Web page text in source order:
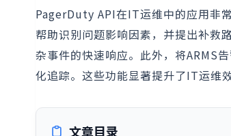
PagerDuty API在IT运维中的应用非
帮助识别问题影响因素，并提出补
杂事件的快速响应。此外，将ARMS
化追踪。这些功能显著提升了IT运维
文章目录